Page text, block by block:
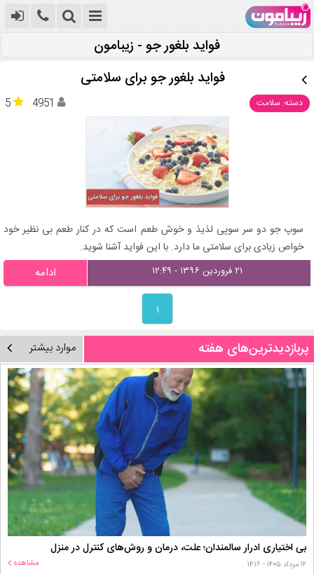
فواید بلغور جو - زیبامون
فواید بلغور جو برای سلامتی
دسته: سلامت 5 4951
سوپ جو دو سر سوپی لذیذ و خوش طعم است که در کنار طعم بی نظیر خود
خواص زیادی برای سلامتی ما دارد. با این فواید آشنا شوید.
۲۱ فروردین ۱۳۹۶ - ۱۲:۴۹ ادامه
۱
پربازدیدترین‌های هفته موارد بیشتر
بی اختیاری ادرار سالمندان؛ علت، درمان و روش‌های کنترل در منزل
۱۲ مرداد ۱۴۰۵ - ۱۴:۱۶ مشاهده